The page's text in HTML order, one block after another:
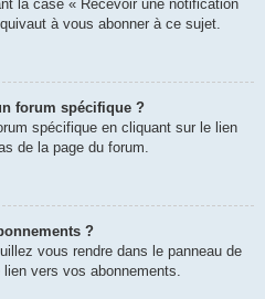
la case « Recevoir une notification
à vous abonner à ce sujet.
forum spécifique ?
spécifique en cliquant sur le lien
de la page du forum.
?
vous rendre dans le panneau de
vers vos abonnements.